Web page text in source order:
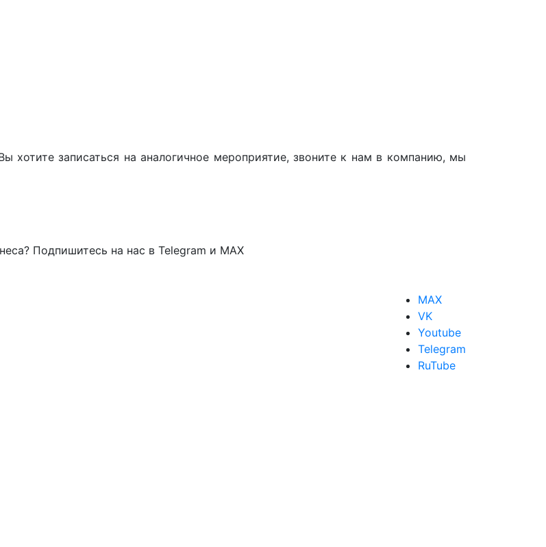
хотите записаться на аналогичное мероприятие, звоните к нам в компанию, мы
Подпишитесь на нас в Telegram и MAX
MAX
VK
Youtube
Telegram
RuTube